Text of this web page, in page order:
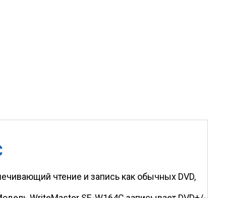
чтение и запись как обычных DVD,